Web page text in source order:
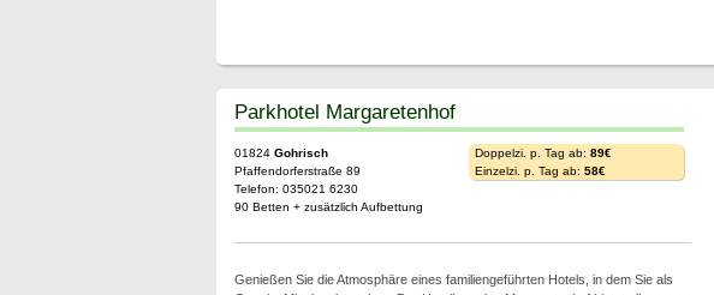
Parkhotel Margaretenhof
01824 Gohrisch
Pfaffendorferstraße 89
Telefon: 035021 6230
90 Betten + zusätzlich Aufbettung
Doppelzi. p. Tag ab: 89€
Einzelzi. p. Tag ab: 58€
Genießen Sie die Atmosphäre eines familiengeführten Hotels, in dem Sie als